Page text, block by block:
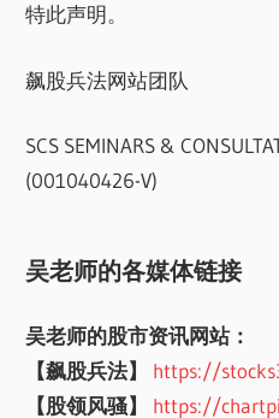
特此声明。
飙股兵法网站团队
SCS SEMINARS &
(001040426-V)
吴老师的各媒体链接
吴老师的股市资讯网站：
【飙股兵法】
https://
【股领风骚】
https://